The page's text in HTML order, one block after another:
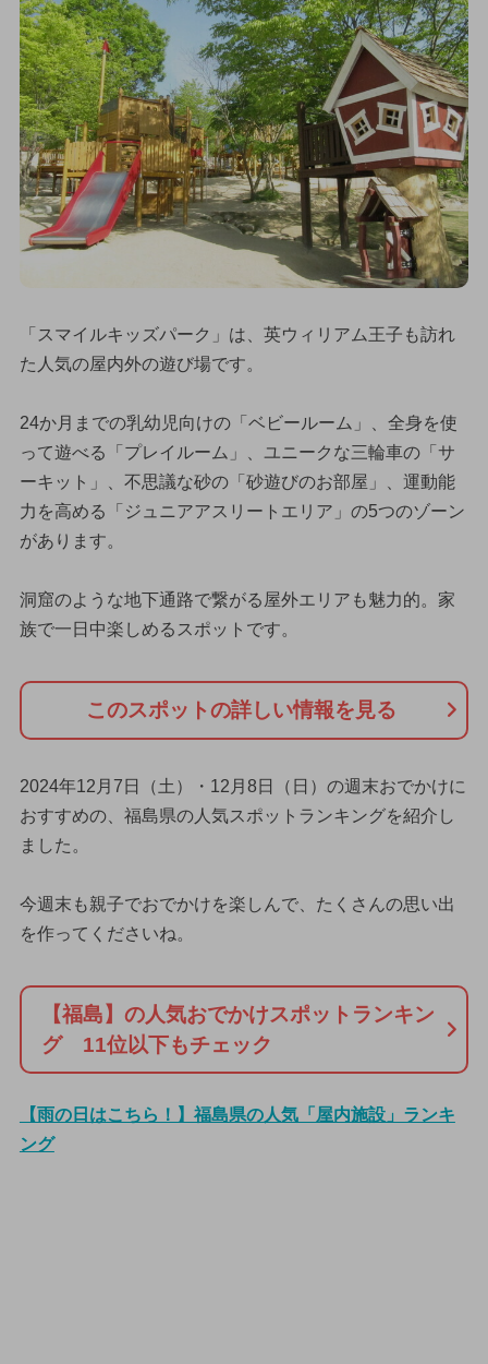
「スマイルキッズパーク」は、英ウィリアム王子も訪れ
た人気の屋内外の遊び場です。
24か月までの乳幼児向けの「ベビールーム」、全身を使
って遊べる「プレイルーム」、ユニークな三輪車の「サ
ーキット」、不思議な砂の「砂遊びのお部屋」、運動能
力を高める「ジュニアアスリートエリア」の5つのゾーン
があります。
洞窟のような地下通路で繋がる屋外エリアも魅力的。家
族で一日中楽しめるスポットです。
このスポットの詳しい情報を見る
2024年12月7日（土）・12月8日（日）の週末おでかけに
おすすめの、福島県の人気スポットランキングを紹介し
ました。
今週末も親子でおでかけを楽しんで、たくさんの思い出
を作ってくださいね。
【福島】の人気おでかけスポットランキン
グ 11位以下もチェック
【雨の日はこちら！】福島県の人気「屋内施設」ランキ
ング